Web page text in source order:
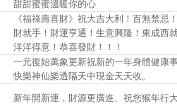
甜甜蜜蜜溫暖你的心
《福祿壽喜財》祝大吉大利！百無禁忌
財就手！財運亨通！生意興隆！東成西
洋洋得意！恭喜發財！！！
一元復始萬象更新祝新的一年身體健康
快樂神仙樂透隔天中現金天天收。
新年開新運，財源更廣進、祝您猴年行